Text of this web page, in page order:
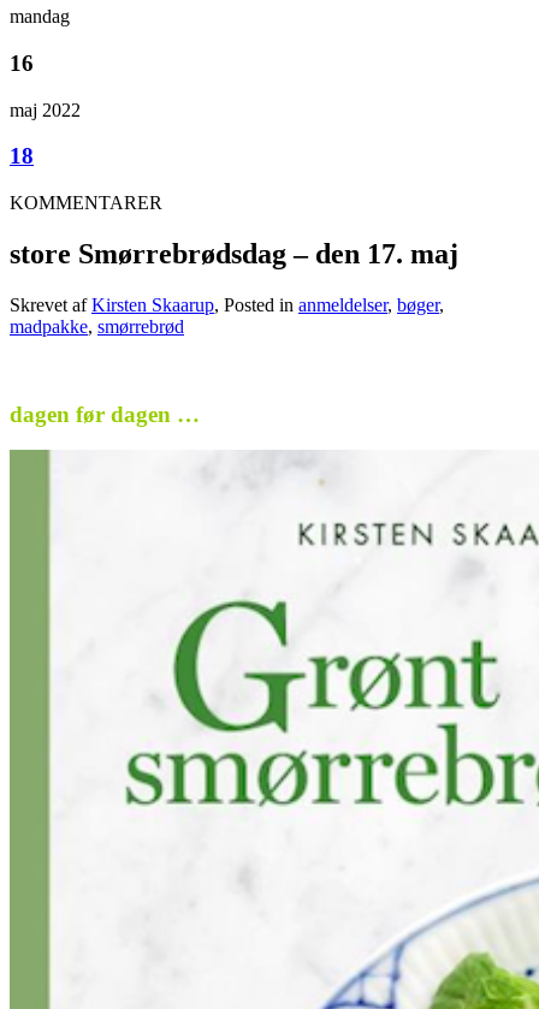
mandag
16
maj 2022
18
KOMMENTARER
store Smørrebrødsdag – den 17. maj
Skrevet afKirsten Skaarup, Posted in anmeldelser, bøger,
madpakke, smørrebrød
dagen før dagen …